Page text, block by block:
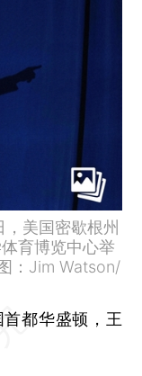
美国密歇根州
育博览中心举
：Jim Watson/
都华盛顿，王